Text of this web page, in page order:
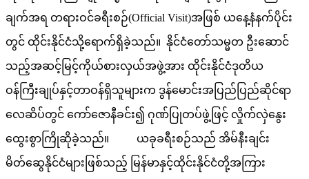
ချက်အရ တရားဝင်ခရီးစဉ်(Official Visit)အဖြစ် ယနေ့နံနက်ပိုင်း
တွင် ထိုင်းနိုင်ငံသို့ရောက်ရှိခဲ့သည်။ နိုင်ငံတော်သမ္မတ ဦးဆောင်
သည့်အဆင့်မြင့်ကိုယ်စားလှယ်အဖွဲ့အား ထိုင်းနိုင်ငံဒုတိယ
ဝန်ကြီးချုပ်နှင့်တာဝန်ရှိသူများက ဒွန်မောင်းအပြည်ပြည်ဆိုင်ရာ
လေဆိပ်တွင် ကော်ဇောနီခင်း၍ ဂုဏ်ပြုတပ်ဖွဲ့ဖြင့် လှိုက်လှဲနွေး
ထွေးစွာကြိုဆိုခဲ့သည်။ ယခုခရီးစဉ်သည် အိမ်နီးချင်း
မိတ်ဆွေနိုင်ငံများဖြစ်သည့် မြန်မာနှင့်ထိုင်းနိုင်ငံတို့အကြား